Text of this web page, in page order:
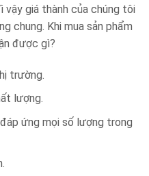
vậy giá thành của chúng tôi
chung. Khi mua sản phẩm
được gì?
trường.
lượng.
ứng mọi số lượng trong